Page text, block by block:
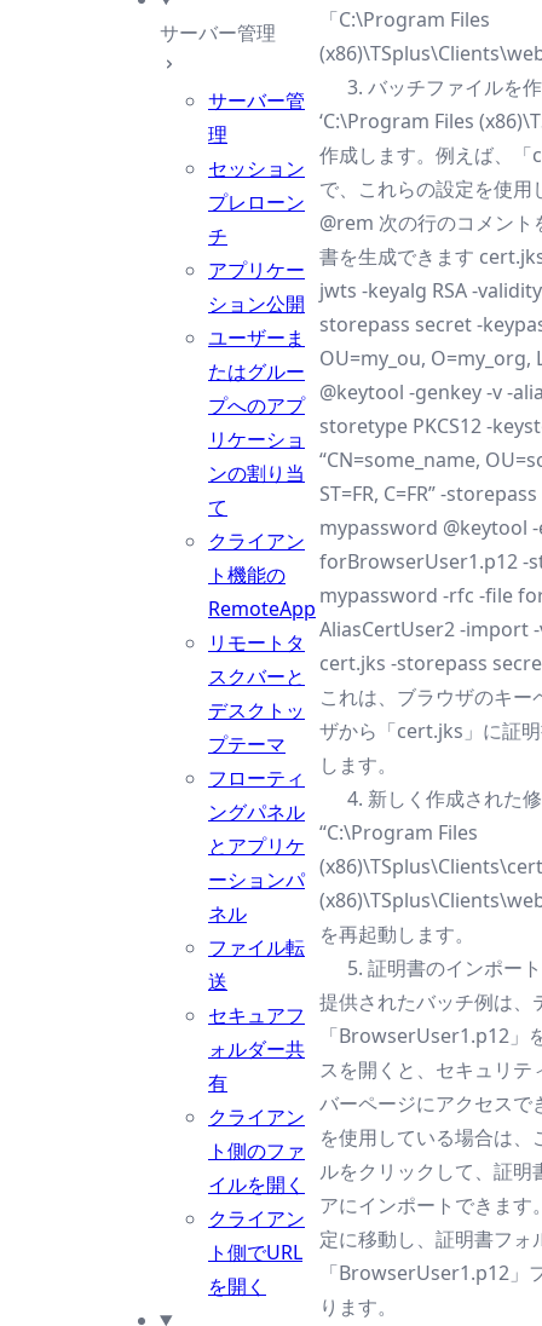
サーバー管理
サーバー管
理
セッション
プレローン
チ
アプリケー
ション公開
ユーザーま
たはグルー
プへのアプ
リケーショ
ンの割り当
て
クライアン
ト機能の
RemoteApp
リモートタ
スクバーと
デスクトッ
プテーマ
フローティ
ングパネル
とアプリケ
ーションパ
ネル
ファイル転
送
セキュアフ
ォルダー共
有
クライアン
ト側のファ
イルを開く
クライアン
ト側でURL
を開く
「C:\Program Files
バッチファイルを
‘C:\Program Files
作成します。例えば、
で、これらの設定を使用
@rem 次の行のコメン
書を生成できます
jwts -keyalg RSA -
storepass secret -
OU=my_ou, O=my_org,
@keytool -genkey -v -
storetype PKCS12 -
“CN=some_name,
ST=FR, C=FR” -
mypassword @keytool
forBrowserUser1.p12 -
mypassword -rfc -file
AliasCertUser2 -import
cert.jks -storepass
これは、ブラウザのキ
ザから「cert.jks」に証
します。
新しく作成された
“C:\Program Files
を再起動します。
証明書のインポー
提供されたバッチ例は、
「BrowserUser1.p12」
スを開くと、セキュリ
バーページにアクセス
を使用している場合は
ルをクリックして、証
アにインポートできま
定に移動し、証明書フォ
「BrowserUser1.p12」
ります。